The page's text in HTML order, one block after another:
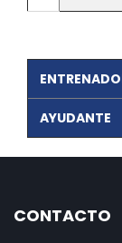
AYUDANTE
CONTACTO